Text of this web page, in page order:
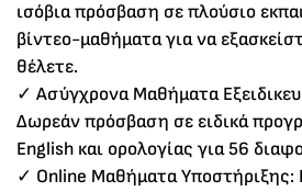
ισόβια πρόσβαση σε πλούσιο
βίντεο-μαθήματα για να
θέλετε.
✓ Ασύγχρονα Μαθήματα
Δωρεάν πρόσβαση σε ειδικά
English και ορολογίας για 56
✓ Online Μαθήματα Υποστήριξης: